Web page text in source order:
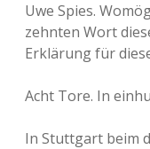
Uwe Spies.
zehnten Wort
Erklärung für
Acht Tore. In
In Stuttgart beim